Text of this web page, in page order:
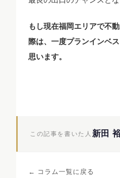
もし現在福岡エリアで不
際は、一度プランインベ
思います。
この記事を書いた人 新田
← コラム一覧に戻る